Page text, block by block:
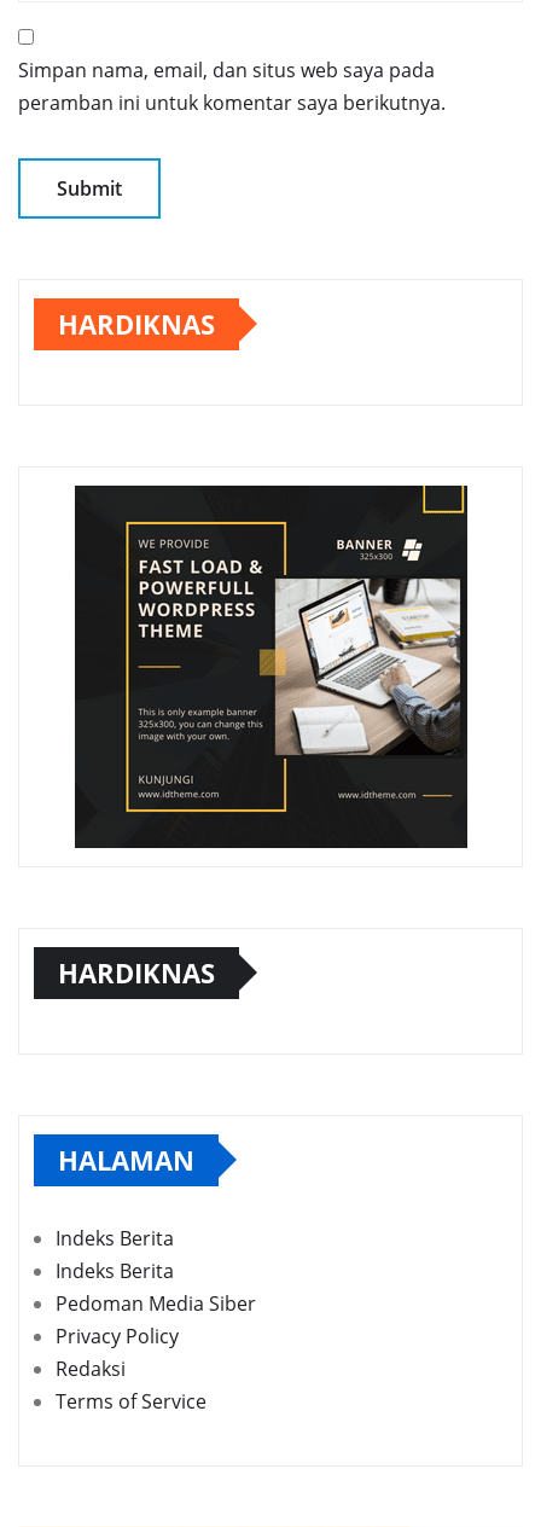
Simpan nama, email, dan situs web saya pada
peramban ini untuk komentar saya berikutnya.
HARDIKNAS
HARDIKNAS
HALAMAN
Indeks Berita
Indeks Berita
Pedoman Media Siber
Privacy Policy
Redaksi
Terms of Service